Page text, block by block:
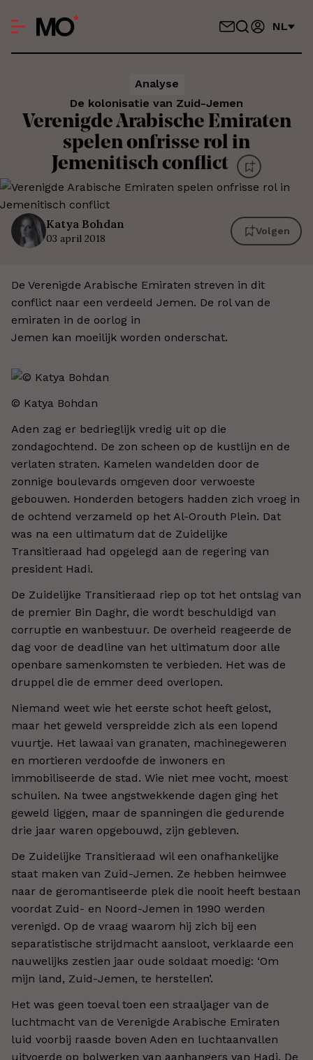
NL
Analyse
De kolonisatie van Zuid-Jemen
Verenigde Arabische Emiraten
spelen onfrisse rol in
Jemenitisch conflict
Katya Bohdan
03 april 2018
Volgen
De Verenigde Arabische Emiraten streven in dit
conflict naar een verdeeld Jemen. De rol van de
emiraten in de oorlog in
Jemen kan moeilijk worden onderschat.
© Katya Bohdan​
Aden zag er bedrieglijk vredig uit op die
zondagochtend. De zon scheen op de kustlijn en de
verlaten straten. Kamelen wandelden door de
zonnige boulevards omgeven door verwoeste
gebouwen. Honderden betogers hadden zich vroeg in
de ochtend verzameld op het Al-Orouth Plein. Dat
was na een ultimatum dat de Zuidelijke
Transitieraad had opgelegd aan de regering van
president Hadi.
De Zuidelijke Transitieraad riep op tot het ontslag van
de premier Bin Daghr, die wordt beschuldigd van
corruptie en wanbestuur. De overheid reageerde de
dag voor de deadline van het ultimatum door alle
openbare samenkomsten te verbieden. Het was de
druppel die de emmer deed overlopen.
Niemand weet wie het eerste schot heeft gelost,
maar het geweld verspreidde zich als een lopend
vuurtje. Het lawaai van granaten, machinegeweren
en mortieren verdoofde de inwoners en
immobiliseerde de stad. Wie niet mee vocht, moest
schuilen. Na twee angstwekkende dagen ging het
geweld liggen, maar de spanningen die gedurende
drie jaar waren opgebouwd, zijn gebleven.
De Zuidelijke Transitieraad wil een onafhankelijke
staat maken van Zuid-Jemen. Ze hebben heimwee
naar de geromantiseerde plek die nooit heeft bestaan
voordat Zuid- en Noord-Jemen in 1990 werden
verenigd. Op de vraag waarom hij zich bij een
separatistische strijdmacht aansloot, verklaarde een
nauwelijks zestien jaar oude soldaat moedig: ‘Om
mijn land, Zuid-Jemen, te herstellen’.
Het was geen toeval toen een straaljager van de
luchtmacht van de Verenigde Arabische Emiraten
luid voorbij raasde boven Aden en luchtaanvallen
uitvoerde op bolwerken van aanhangers van Hadi. De